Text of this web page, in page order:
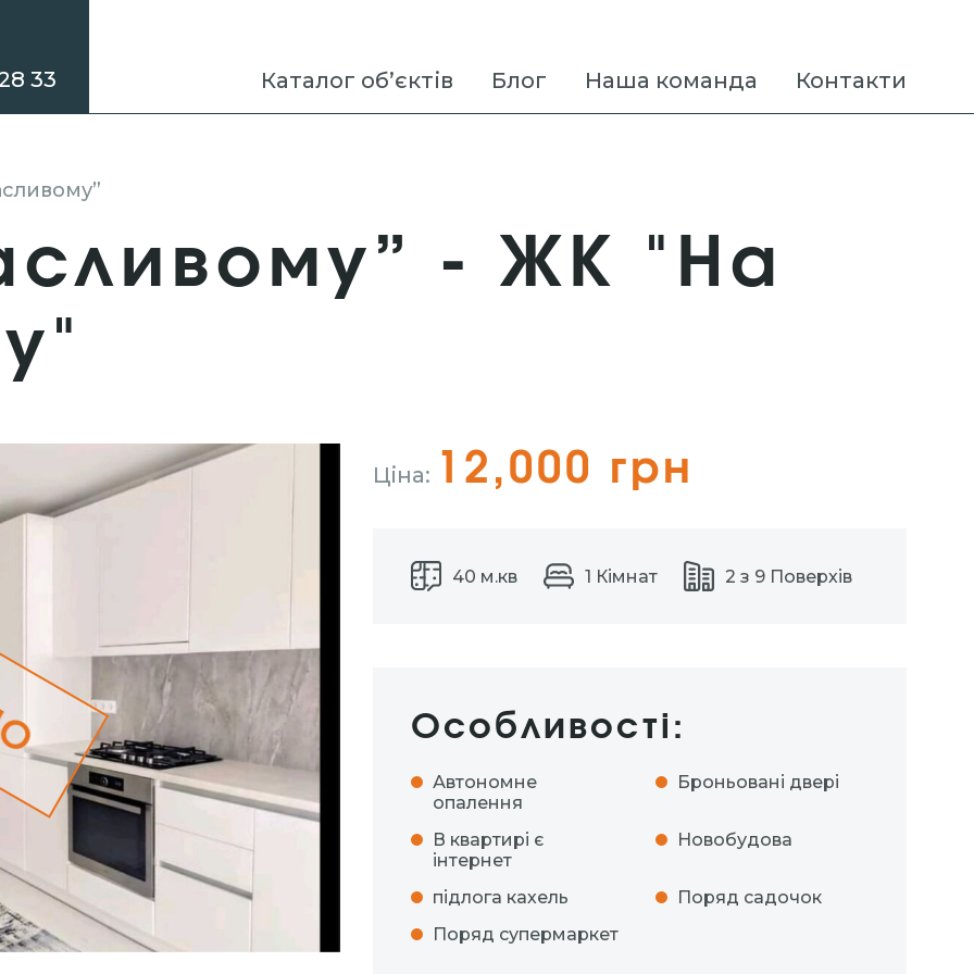
33 Каталог об’єктів Блог Наша команда Контакти
- ЖК "На
Ціна: 12,000 грн
40 м.кв 1 Кімнат 2 з 9 Поверхів
Особливості:
Автономне
опалення
Броньовані двері
В квартирі є
інтернет
Новобудова
підлога кахель
Поряд садочок
Поряд супермаркет